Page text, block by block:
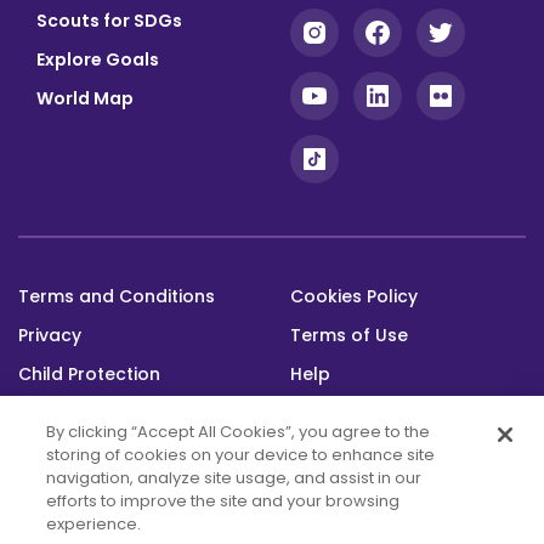
Scouts for SDGs
Explore Goals
World Map
Footer
bottom
Terms and Conditions
Cookies Policy
Privacy
Terms of Use
Child Protection
Help
By clicking “Accept All Cookies”, you agree to the
storing of cookies on your device to enhance site
navigation, analyze site usage, and assist in our
efforts to improve the site and your browsing
experience.